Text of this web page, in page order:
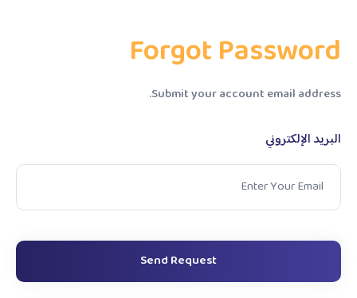
Forgot Password
Submit your account email address.
البريد الإلكتروني
Send Request